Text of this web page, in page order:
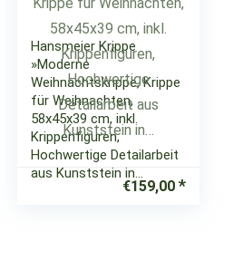
Hansmeier Krippe
»Moderne
Weihnachtskrippe, Krippe
für Weihnachten,
58x45x39 cm, inkl.
Krippenfiguren,
Hochwertige Detailarbeit
aus Kunststein in…
€159,00